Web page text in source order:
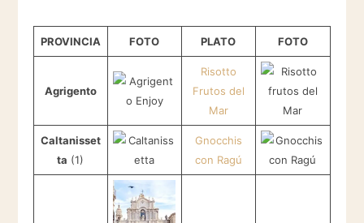
PROVINCIA FOTO PLATO FOTO
Agrigento
Risotto
Frutos del
Mar
Caltanisset
ta (1)
Gnocchis
con Ragú